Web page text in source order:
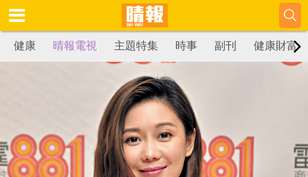
健康 晴報電視 主題特集 時事 副刊 健康財富